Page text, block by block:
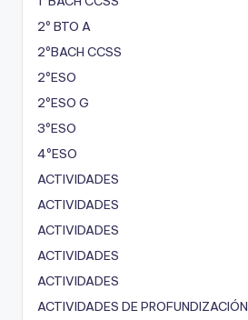
2º BTO A
2ºBACH CCSS
2ºESO
2ºESO G
3ºESO
4ºESO
ACTIVIDADES
ACTIVIDADES
ACTIVIDADES
ACTIVIDADES
ACTIVIDADES
ACTIVIDADES DE PROFUNDIZACIÓN